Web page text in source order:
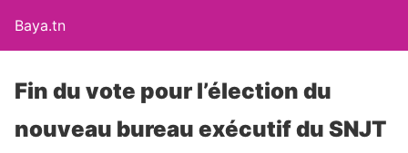
Baya.tn
Fin du vote pour l’élection du
nouveau bureau exécutif du SNJT